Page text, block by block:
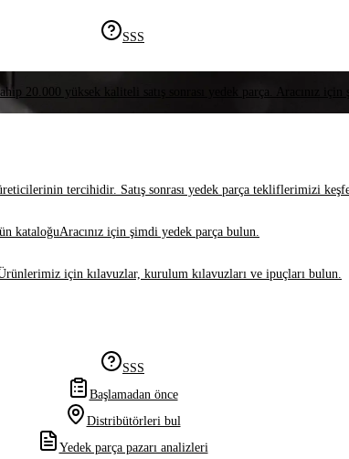
SSS
20.000 yüksek kaliteli satış sonrası yedek parça. Aracınız
tercihidir. Satış sonrası yedek parça tekliflerimizi
kataloğuAracınız için şimdi yedek parça bulun.
için kılavuzlar, kurulum kılavuzları ve ipuçları bulun.
SSS
Başlamadan önce
Distribütörleri bul
Yedek parça pazarı analizleri